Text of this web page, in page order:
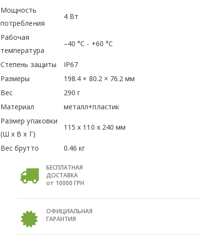
Мощность
потребления
4 Вт
Рабочая
температура
–40 °C - +60 °C
Степень защиты
IP67
Размеры
198.4 × 80.2 × 76.2 мм
Вес
290 г
Материал
металл+пластик
Размер упаковки
(Ш х В х Г)
115 x 110 x 240 мм
Вес брутто 0.46 кг
БЕСПЛАТНАЯ
ДОСТАВКА
от 10000 ГРН
ОФИЦИАЛЬНАЯ
ГАРАНТИЯ